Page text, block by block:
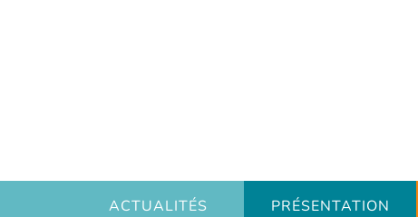
ACTUALITÉS PRÉSENTATION